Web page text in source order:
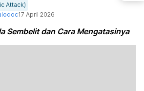
Attack)
17 April 2026
Sembelit dan Cara Mengatasinya